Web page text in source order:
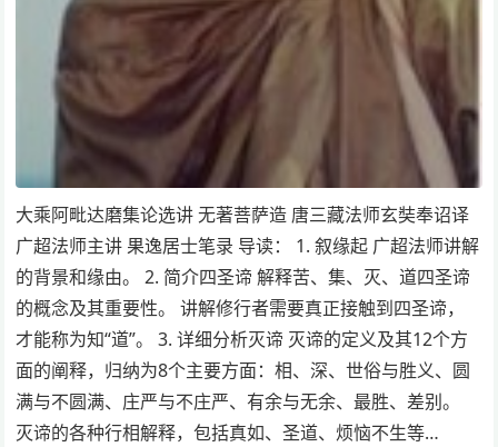
大乘阿毗达磨集论选讲 无著菩萨造 唐三藏法师玄奘奉诏译
广超法师主讲 果逸居士笔录 导读： 1. 叙缘起 广超法师讲解
的背景和缘由。 2. 简介四圣谛 解释苦、集、灭、道四圣谛
的概念及其重要性。 讲解修行者需要真正接触到四圣谛，
才能称为知“道”。 3. 详细分析灭谛 灭谛的定义及其12个方
面的阐释，归纳为8个主要方面：相、深、世俗与胜义、圆
满与不圆满、庄严与不庄严、有余与无余、最胜、差别。
灭谛的各种行相解释，包括真如、圣道、烦恼不生等…